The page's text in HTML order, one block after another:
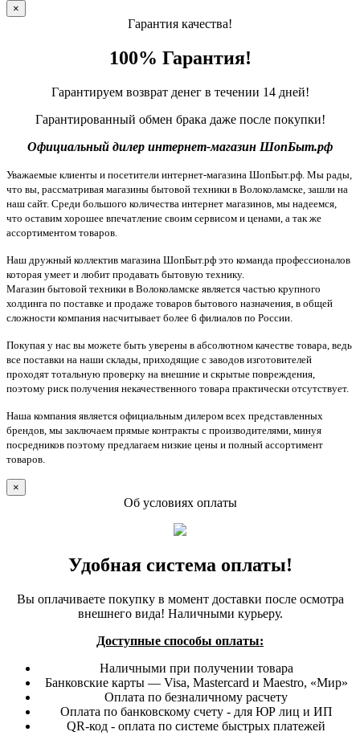
×
Гарантия качества!
100% Гарантия!
Гарантируем возврат денег в течении 14 дней!
Гарантированный обмен брака даже после покупки!
Официальный дилер интернет-магазин ШопБыт.рф
Уважаемые клиенты и посетители интернет-магазина ШопБыт.рф. Мы рады,
что вы, рассматривая магазины бытовой техники в Волоколамске, зашли на
наш сайт. Среди большого количества интернет магазинов, мы надеемся,
что оставим хорошее впечатление своим сервисом и ценами, а так же
ассортиментом товаров.
Наш дружный коллектив магазина ШопБыт.рф это команда профессионалов
которая умеет и любит продавать бытовую технику.
Магазин бытовой техники в Волоколамске является частью крупного
холдинга по поставке и продаже товаров бытового назначения, в общей
сложности компания насчитывает более 6 филиалов по России.
Покупая у нас вы можете быть уверены в абсолютном качестве товара, ведь
все поставки на наши склады, приходящие с заводов изготовителей
проходят тотальную проверку на внешние и скрытые повреждения,
поэтому риск получения некачественного товара практически отсутствует.
Наша компания является официальным дилером всех представленных
брендов, мы заключаем прямые контракты с производителями, минуя
посредников поэтому предлагаем низкие цены и полный ассортимент
товаров.
×
Об условиях оплаты
Удобная система оплаты!
Вы оплачиваете покупку в момент доставки после осмотра
внешнего вида! Наличными курьеру.
Доступные способы оплаты:
Наличными при получении товара
Банковские карты — Visa, Mastercard и Maestro, «Мир»
Оплата по безналичному расчету
Оплата по банковскому счету - для ЮР лиц и ИП
QR-код - оплата по системе быстрых платежей